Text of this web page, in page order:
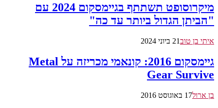
מיקרוסופט תשתתף בגיימסקום 2024 עם
"הביתן הגדול ביותר עד כה"
איתי בן טוב21 ביוני 2024
גיימסקום 2016: קונאמי מכריזה על Metal
Gear Survive
בן ארול17 באוגוסט 2016